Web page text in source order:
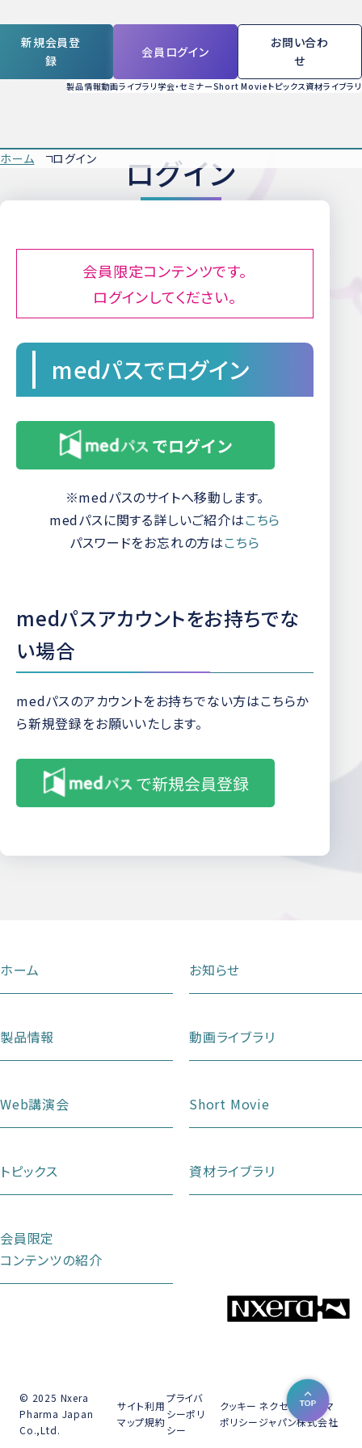
新規会員登
録
会員ログイン
お問い合わ
せ
製品情報動画ライブラリ 学会・セミナーShort Movie トピックス資材ライブラリ
ホーム ログイン ログイン
会員限定コンテンツです。
ログインしてください。
medパスでログイン
※medパスのサイトへ移動します。
medパスに関する詳しいご紹介はこちら
パスワードをお忘れの方はこちら
medパスアカウントをお持ちでな
い場合
medパスのアカウントをお持ちでない方はこちらか
ら新規登録をお願いいたします。
ホーム お知らせ
製品情報 動画ライブラリ
Web講演会 Short Movie
トピックス 資材ライブラリ
会員限定
コンテンツの紹介
© 2025 Nxera
Pharma Japan
Co.,Ltd.
サイト
マップ
利用
規約
プライバ
シーポリ
シー
クッキー
ポリシー
ネクセラファーマ
ジャパン株式会社